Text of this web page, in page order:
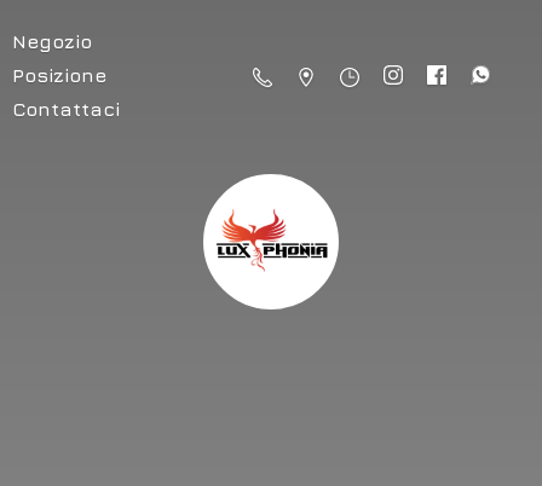
Negozio
Posizione
Contattaci